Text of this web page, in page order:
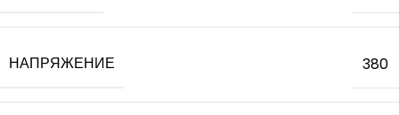
НАПРЯЖЕНИЕ 380